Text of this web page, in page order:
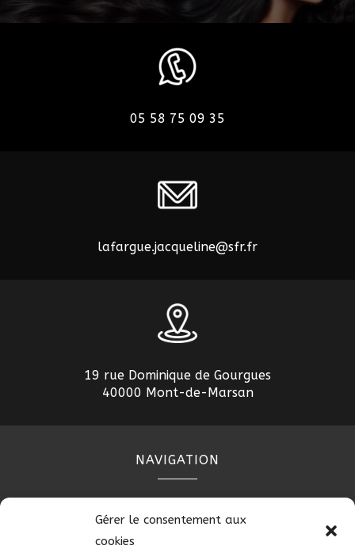
Gérer le consentement aux
cookies
05 58 75 09 35
lafargue.jacqueline@sfr.fr
19 rue Dominique de Gourgues
40000 Mont-de-Marsan
NAVIGATION